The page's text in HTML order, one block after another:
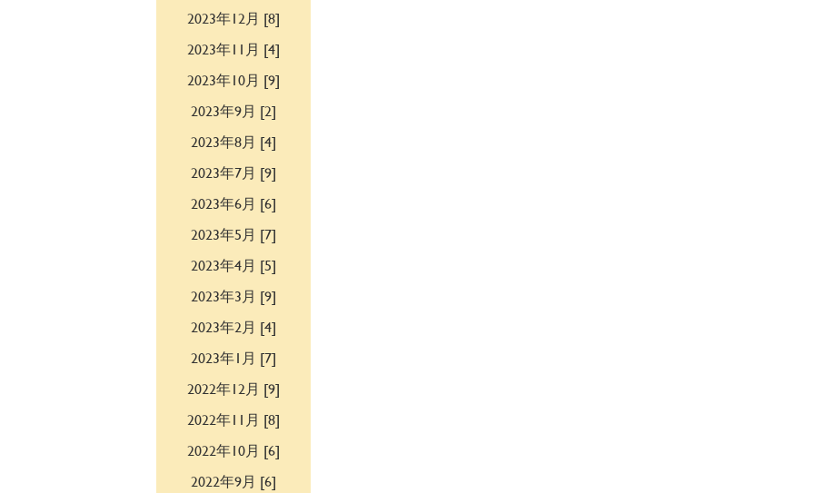
2023年12月 [8]
2023年11月 [4]
2023年10月 [9]
2023年9月 [2]
2023年8月 [4]
2023年7月 [9]
2023年6月 [6]
2023年5月 [7]
2023年4月 [5]
2023年3月 [9]
2023年2月 [4]
2023年1月 [7]
2022年12月 [9]
2022年11月 [8]
2022年10月 [6]
2022年9月 [6]